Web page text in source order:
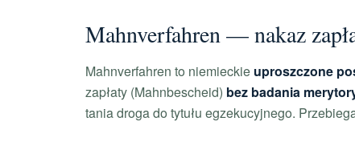
Mahnverfahren — nakaz
Mahnverfahren to niemieckie uproszczone
zapłaty (Mahnbescheid) bez badania
tania droga do tytułu egzekucyjnego.